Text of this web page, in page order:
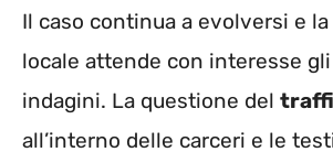
Il caso continua a evolversi e
locale attende con interesse
indagini. La questione del
all’interno delle carceri e le